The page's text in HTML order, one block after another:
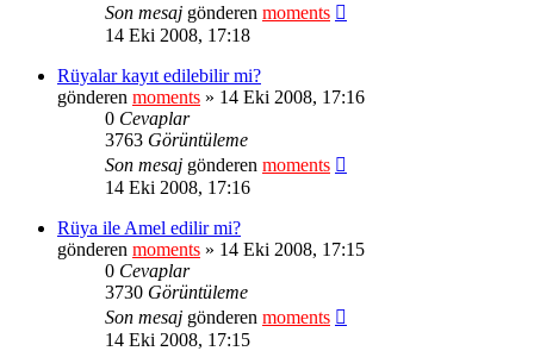
Son mesaj gönderen moments
14 Eki 2008, 17:18
Rüyalar kayıt edilebilir mi?
gönderen moments » 14 Eki 2008, 17:16
0 Cevaplar
3763 Görüntüleme
Son mesaj gönderen moments
14 Eki 2008, 17:16
Rüya ile Amel edilir mi?
gönderen moments » 14 Eki 2008, 17:15
0 Cevaplar
3730 Görüntüleme
Son mesaj gönderen moments
14 Eki 2008, 17:15